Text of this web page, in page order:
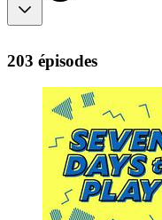
203 épisodes